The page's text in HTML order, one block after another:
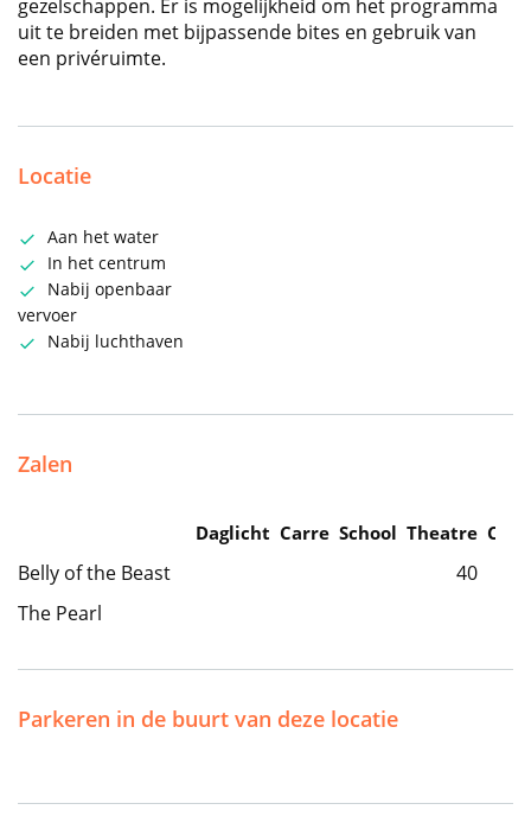
gezelschappen. Er is mogelijkheid om het programma
uit te breiden met bijpassende bites en gebruik van
een privéruimte.
Locatie
Aan het water
In het centrum
Nabij openbaar
vervoer
Nabij luchthaven
Zalen
Daglicht Carre School Theatre
Belly of the Beast
40
The Pearl
Parkeren in de buurt van deze locatie